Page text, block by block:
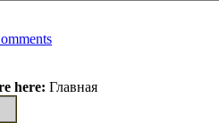
here: Главная